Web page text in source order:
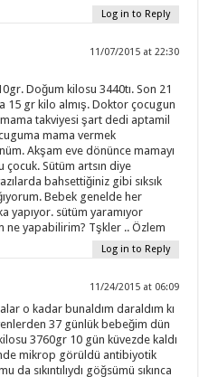
Log in to Reply
11/07/2015 at 22:30
Doğum kilosu 3440tı. Son 21
15 gr kilo almış. Doktor çocugun
takviyesi şart dedi aptamil
mama vermek
Akşam eve dönünce mamayı
Sütüm artsın diye
bahsettiğiniz gibi sıksık
Bebek genelde her
yapıyor. sütüm yaramıyor
ne yapabilirim? Tşkler .. Özlem
Log in to Reply
11/24/2015 at 06:09
o kadar bunaldım daraldım kı
37 günlük bebeğim dün
3760gr 10 gün küvezde kaldı
mikrop görüldü antibiyotik
sıkıntılıydı göğsümü sıkınca